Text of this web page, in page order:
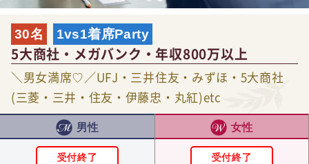
30名 1vs1着席Party
5大商社・メガバンク・年収800万以上
＼男女満席♡／UFJ・三井住友・みずほ・5大商社
(三菱・三井・住友・伊藤忠・丸紅)etc
男性
受付終了
女性
受付終了